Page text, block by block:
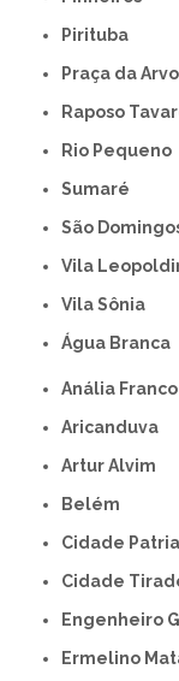
Pirituba
Praça da
Raposo
Rio Pequeno
Sumaré
São
Vila
Vila Sônia
Água Branca
Anália Franco
Aricanduva
Artur Alvim
Belém
Cidade
Cidade
Engenheiro
Ermelino